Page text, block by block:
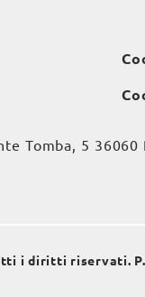
Tomba, 5
i diritti riservati.